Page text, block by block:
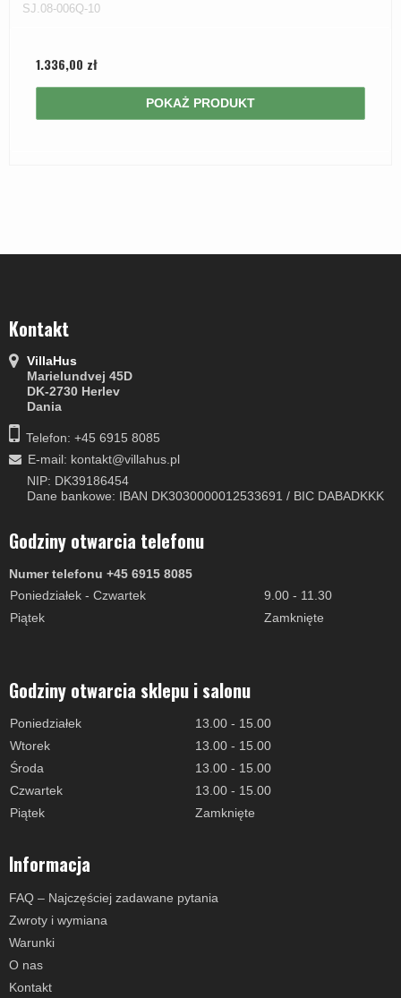
SJ.08-006Q-10
1.336,00 zł
POKAŻ PRODUKT
Kontakt
VillaHus
Marielundvej 45D
DK-2730 Herlev
Dania
Telefon: +45 6915 8085
E-mail: kontakt@villahus.pl
NIP: DK39186454
Dane bankowe: IBAN DK3030000012533691 / BIC DABADKKK
Godziny otwarcia telefonu
Numer telefonu +45 6915 8085
Poniedziałek - Czwartek
9.00 - 11.30
Piątek
Zamknięte
Godziny otwarcia sklepu i salonu
Poniedziałek
13.00 - 15.00
Wtorek
13.00 - 15.00
Środa
13.00 - 15.00
Czwartek
13.00 - 15.00
Piątek
Zamknięte
Informacja
FAQ – Najczęściej zadawane pytania
Zwroty i wymiana
Warunki
O nas
Kontakt